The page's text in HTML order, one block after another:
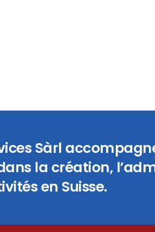
Sàrl
la création,
en Suisse.